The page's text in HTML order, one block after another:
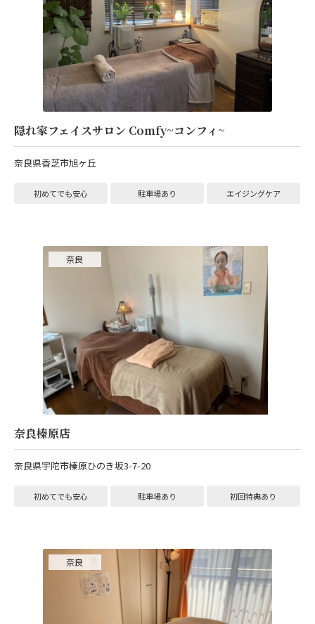
隠れ家フェイスサロン Comfy~コンフィ~
奈良県香芝市旭ヶ丘
初めてでも安心 駐車場あり エイジングケア
奈良
奈良榛原店
奈良県宇陀市榛原ひのき坂3-7-20
初めてでも安心 駐車場あり 初回特典あり
奈良